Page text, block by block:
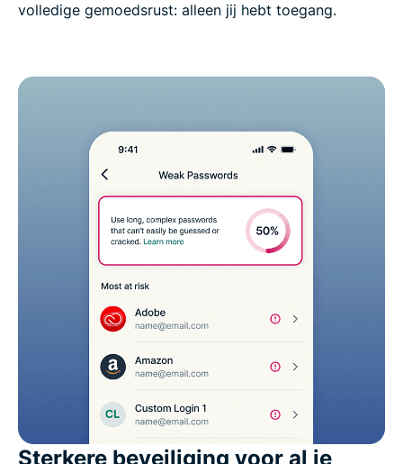
volledige gemoedsrust: alleen jij hebt toegang.
Sterkere beveiliging voor al je